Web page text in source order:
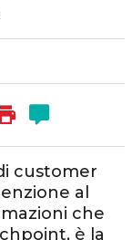
customer
al
che
è la